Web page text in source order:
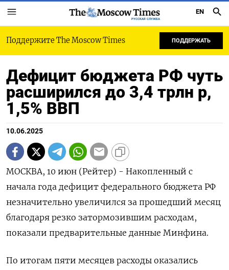
РУССКАЯ СЛУЖБА
EN
Поддержите The Moscow Times ПОДДЕРЖАТЬ
Дефицит бюджета РФ чуть
расширился до 3,4 трлн р,
1,5% ВВП
10.06.2025
МОСКВА, 10 июн (Рейтер) - Накопленный с
начала года дефицит федерального бюджета РФ
незначительно увеличился за прошедший месяц
благодаря резко затормозившим расходам,
показали предварительные данные Минфина.
По итогам пяти месяцев расходы оказались